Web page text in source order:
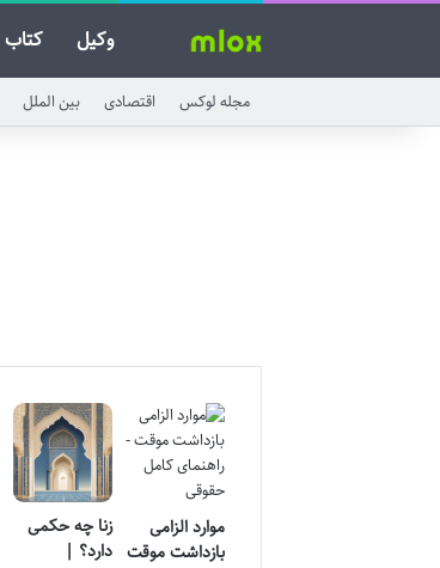
وکیل کتاب
مجله لوکس اقتصادی بین الملل
موارد الزامی
بازداشت موقت
زنا چه حکمی
دارد؟ |